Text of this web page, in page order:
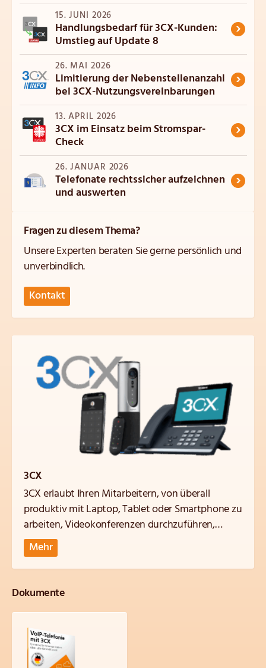
15. JUNI 2026
Handlungsbedarf für 3CX-Kunden:
Umstieg auf Update 8 ›
26. MAI 2026
Limitierung der Nebenstellenanzahl
bei 3CX-Nutzungsvereinbarungen ›
13. APRIL 2026
3CX im Einsatz beim Stromspar-
Check ›
26. JANUAR 2026
Telefonate rechtssicher aufzeichnen
und auswerten ›
Fragen zu diesem Thema?
Unsere Experten beraten Sie gerne persönlich und
unverbindlich.
Kontakt
3CX
3CX erlaubt Ihren Mitarbeitern, von überall
produktiv mit Laptop, Tablet oder Smartphone zu
arbeiten, Videokonferenzen durchzuführen,
Kundenanfragen per Website-Livechat zu
bearbeiten und vieles mehr, was Sie von einer
marktführenden virtuellen Telefonanlage
erwarten dürfen.
Mehr
Dokumente